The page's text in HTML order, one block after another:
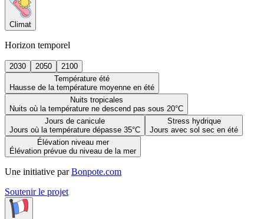
Climat
Horizon temporel
2030 2050
2100
Température été
Hausse de la température moyenne en été
Nuits tropicales
Nuits où la température ne descend pas sous 20°C
Jours de canicule
Jours où la température dépasse 35°C
Stress hydrique
Jours avec sol sec en été
Élévation niveau mer
Élévation prévue du niveau de la mer
Une initiative par Bonpote.com
Soutenir le projet